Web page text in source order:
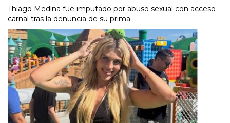
Thiago Medina fue imputado por abuso sexual con acceso
carnal tras la denuncia de su prima